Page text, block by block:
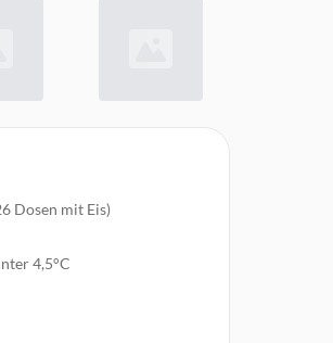
Dosen mit Eis)
4,5°C